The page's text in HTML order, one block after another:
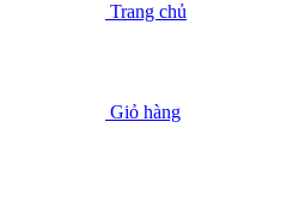
Trang chủ
Giỏ hàng